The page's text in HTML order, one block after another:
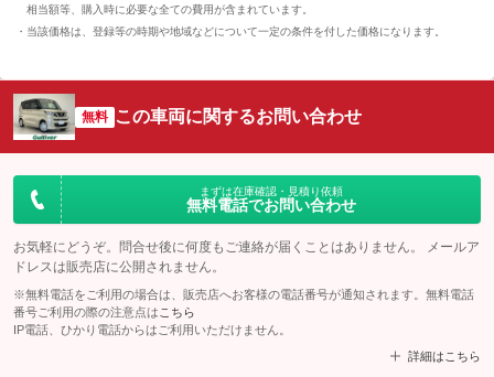
相当額等、購入時に必要な全ての費用が含まれています。
当該価格は、登録等の時期や地域などについて一定の条件を付した価格になります。
無料 この車両に関するお問い合わせ
まずは在庫確認・見積り依頼
無料電話でお問い合わせ
お気軽にどうぞ。問合せ後に何度もご連絡が届くことはありません。 メールア
ドレスは販売店に公開されません。
※無料電話をご利用の場合は、販売店へお客様の電話番号が通知されます。無料電話
番号ご利用の際の注意点は こちら
IP電話、ひかり電話からはご利用いただけません。
詳細はこちら